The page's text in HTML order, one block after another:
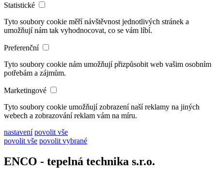
Statistické
Tyto soubory cookie měří návštěvnost jednotlivých stránek a
umožňují nám tak vyhodnocovat, co se vám líbí.
Preferenční
Tyto soubory cookie nám umožňují přizpůsobit web vašim osobním
potřebám a zájmům.
Marketingové
Tyto soubory cookie umožňují zobrazení naší reklamy na jiných
webech a zobrazování reklam vám na míru.
nastavení povolit vše
povolit vše povolit vybrané
ENCO - tepelná technika s.r.o.